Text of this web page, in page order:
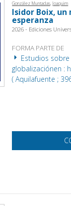
González Muntadas, Joaquim
Isidor Boix,
esperanza
2026 - Ediciones
FORMA PARTE DE
Estudios
globalizaciónen :
( Aquilafuente ;